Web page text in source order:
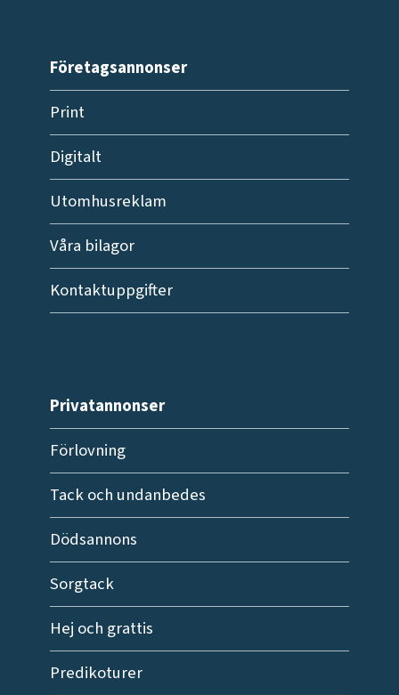
Företagsannonser
Print
Digitalt
Utomhusreklam
Våra bilagor
Kontaktuppgifter
Privatannonser
Förlovning
Tack och undanbedes
Dödsannons
Sorgtack
Hej och grattis
Predikoturer